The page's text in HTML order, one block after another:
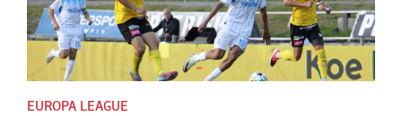
EUROPA LEAGUE